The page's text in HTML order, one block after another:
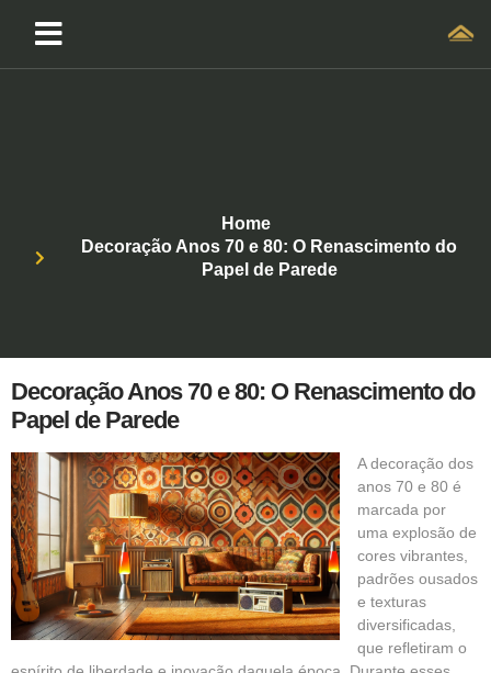
Home
Decoração Anos 70 e 80: O Renascimento do
Papel de Parede
Decoração Anos 70 e 80: O Renascimento do
Papel de Parede
Adecoração dos
anos 70 e 80 é
marcada por
uma explosão de
cores vibrantes,
padrões ousados
e texturas
diversificadas,
que refletiram o